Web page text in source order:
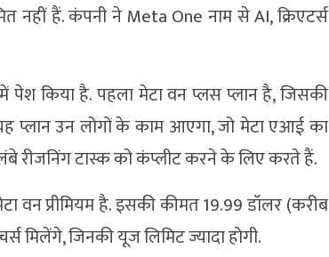
नहीं हैं. कंपनी ने Meta One नाम से AI, क्रिएटर्स
किया है. पहला मेटा वन प्लस प्लान है, जिसकी
प्लान उन लोगों के काम आएगा, जो मेटा एआई का
रीजनिंग टास्क को कंप्लीट करने के लिए करते हैं.
वन प्रीमियम है. इसकी कीमत 19.99 डॉलर (करीब
मिलेंगे, जिनकी यूज लिमिट ज्यादा होगी.